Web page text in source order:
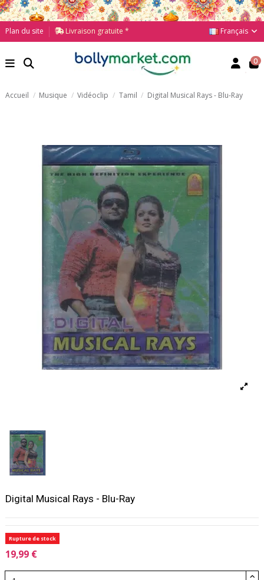
Plan du site Livraison gratuite * Français
0
Accueil Musique Vidéoclip Tamil Digital Musical Rays - Blu-Ray
Digital Musical Rays - Blu-Ray
Rupture de stock
19,99 €